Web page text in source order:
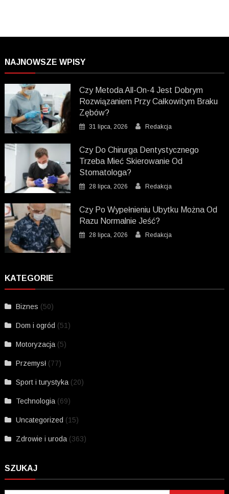
NAJNOWSZE WPISY
Czy Metoda All-On-4 Jest Dobrym
Rozwiązaniem Przy Całkowitym Braku
Zębów?
31 lipca, 2026 Redakcja
Czy Do Chirurga Dentystycznego
Trzeba Mieć Skierowanie Od
Stomatologa?
28 lipca, 2026 Redakcja
Czy Po Wypełnieniu Ubytku Można Od
Razu Normalnie Jeść?
28 lipca, 2026 Redakcja
KATEGORIE
Biznes (50)
Dom i ogród (51)
Motoryzacja (5)
Przemysł (77)
Sport i turystyka (20)
Technologia (69)
Uncategorized (15)
Zdrowie i uroda (363)
SZUKAJ